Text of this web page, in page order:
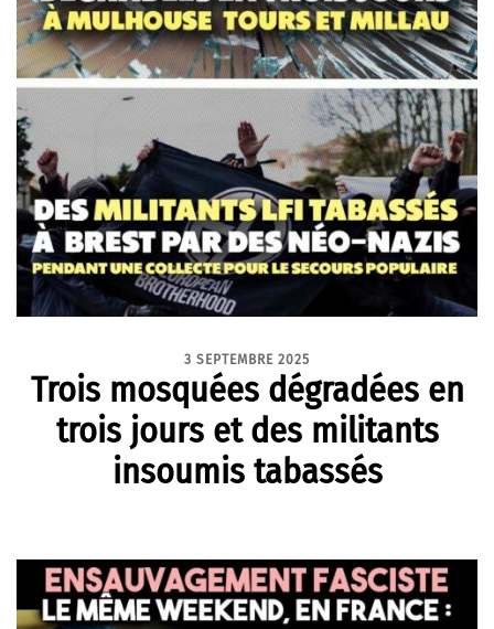
3 SEPTEMBRE 2025
Trois mosquées dégradées en
trois jours et des militants
insoumis tabassés